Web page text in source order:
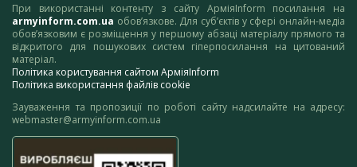
При використанні контенту з сайту АрміяInform посилання на
armyinform.com.ua обов’язкове. Для суб’єктів у сфері онлайн-медіа
обов’язковим є розміщення у першому абзаці матеріалу прямого та
відкритого для пошукових систем гіперпосилання на цитований
матеріал.
Політика користування сайтом АрміяInform
Політика використання файлів cookie
Зауваження та пропозиції по роботі сайту надсилайте на адресу:
webmaster@armyinform.com.ua